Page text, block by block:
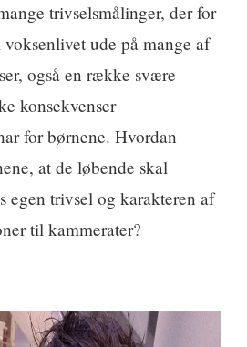
trivselsmålinger, der for
ude på mange af
også en række svære
konsekvenser
for børnene. Hvordan
at de løbende skal
egen trivsel og karakteren af
til kammerater?